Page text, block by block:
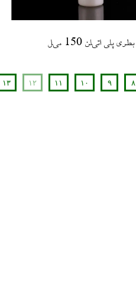
بطری پلی اتیلن 150 میل
۸ ۹ ۱۰ ۱۱ ۱۲ ۱۳